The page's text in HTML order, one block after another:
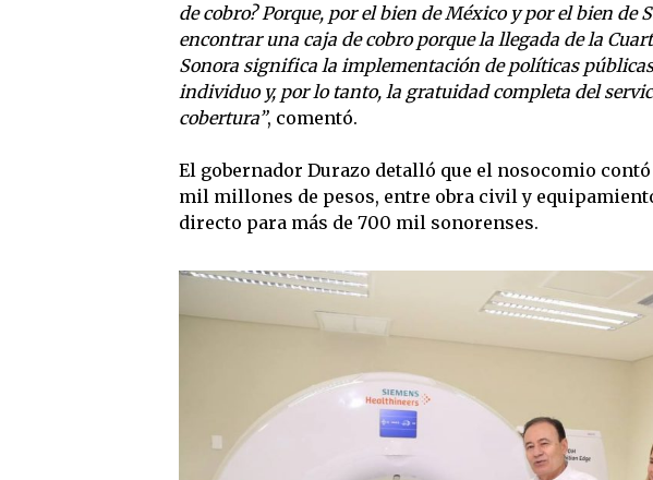
de cobro? Porque, por el bien de México y por el bien de
encontrar una caja de cobro porque la llegada de la
Sonora significa la implementación de políticas
individuo y, por lo tanto, la gratuidad completa del
cobertura”, comentó.
El gobernador Durazo detalló que el nosocomio
mil millones de pesos, entre obra civil y
directo para más de 700 mil sonorenses.